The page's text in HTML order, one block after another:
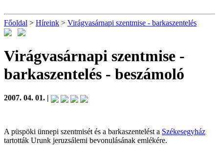
Főoldal > Híreink > Virágvasárnapi szentmise - barkaszentelés
Virágvasárnapi szentmise -
barkaszentelés - beszámoló
2007. 04. 01. |
A püspöki ünnepi szentmisét és a barkaszentelést a Székesegyház
tartották Urunk jeruzsálemi bevonulásának emlékére.